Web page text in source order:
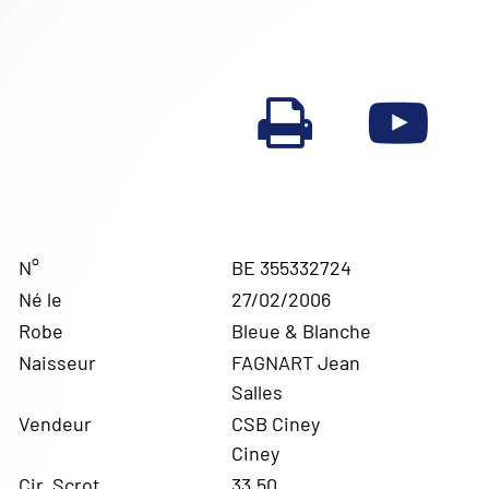
N°
BE 355332724
Né le
27/02/2006
Robe
Bleue & Blanche
Naisseur
FAGNART Jean
Salles
Vendeur
CSB Ciney
Ciney